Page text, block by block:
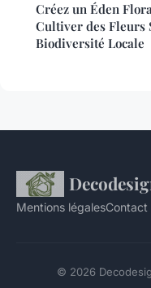
Créez un Éden
Cultiver des Fleurs
Biodiversité Locale
Mentions légalesContact
© 2026